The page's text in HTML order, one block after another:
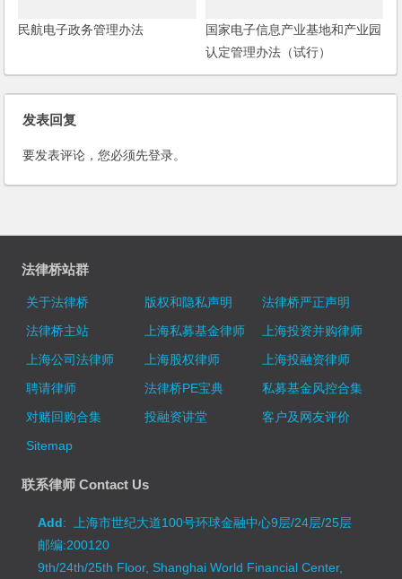
民航电子政务管理办法
国家电子信息产业基地和产业园
认定管理办法（试行）
发表回复
要发表评论，您必须先登录。
法律桥站群
关于法律桥 版权和隐私声明
法律桥严正声明
法律桥主站
上海私募基金律师
上海投资并购律师
上海公司法律师
上海股权律师
上海投融资律师
聘请律师
法律桥PE宝典
私募基金风控合集
对赌回购合集
投融资讲堂
客户及网友评价
Sitemap
联系律师 Contact Us
Add: 上海市世纪大道100号环球金融中心9层/24层/25层
邮编:200120
9th/24th/25th Floor, Shanghai World Financial Center,